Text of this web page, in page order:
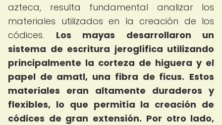
azteca, resulta fundamental analizar los
materiales utilizados en la creación de los
códices. Los mayas desarrollaron un
sistema de escritura jeroglífica utilizando
principalmente la corteza de higuera y el
papel de amatl, una fibra de ficus. Estos
materiales eran altamente duraderos y
flexibles, lo que permitía la creación de
códices de gran extensión. Por otro lado,